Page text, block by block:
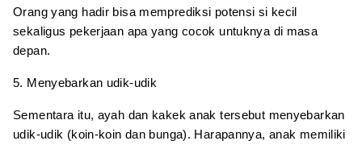
Orang yang hadir bisa memprediksi potensi si kecil
sekaligus pekerjaan apa yang cocok untuknya di masa
depan.
5. Menyebarkan udik-udik
Sementara itu, ayah dan kakek anak tersebut menyebarkan
udik-udik (koin-koin dan bunga). Harapannya, anak memiliki